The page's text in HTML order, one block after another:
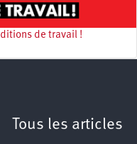
de travail !
Tous les articles